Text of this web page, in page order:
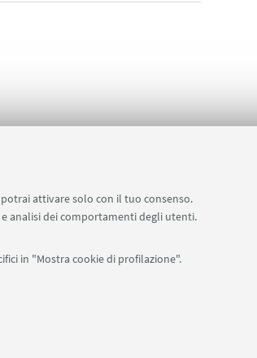
attivare solo con il tuo consenso.
analisi dei comportamenti degli utenti.
in "Mostra cookie di profilazione".